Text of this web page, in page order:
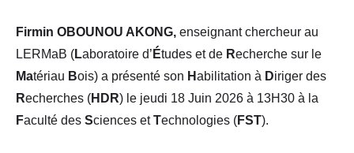
Firmin OBOUNOU AKONG, enseignant chercheur au
LERMaB (Laboratoire d’ Études et de Recherche sur le
Matériau Bois) a présenté son Habilitation à Diriger des
Recherches (HDR) le jeudi 18 Juin 2026 à 13H30 à la
Faculté des Sciences etTechnologies (FST).